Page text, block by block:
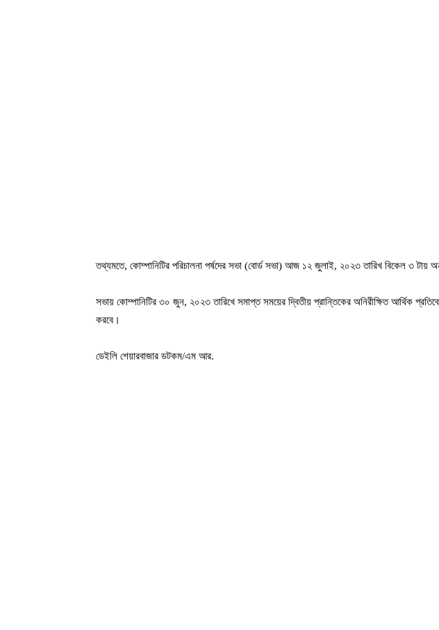
তথ্যমতে, কোম্পানিটির পরিচালনা পর্ষদের সভা (বোর্ড সভা) আজ ১২ জুলাই, ২০২৩ তারিখ বিকেল ৩ টায়
সভায় কোম্পানিটির ৩০ জুন, ২০২৩ তারিখে সমাপ্ত সময়ের দ্বিতীয় প্রান্তিকের অনিরীক্ষিত আর্থিক
করবে।
ডেইলি শেয়ারবাজার ডটকম/এম আর.